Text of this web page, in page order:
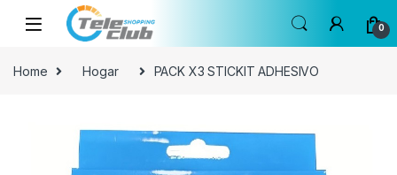
Skip to navigation
Skip to content
0
Home Hogar PACK X3 STICKIT ADHESIVO